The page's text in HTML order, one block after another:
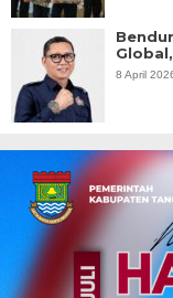
8 April